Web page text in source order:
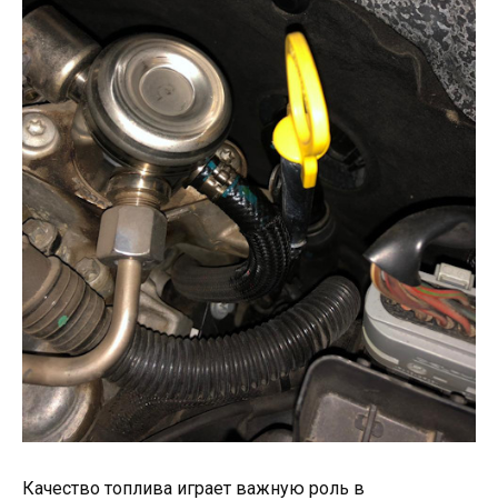
Качество топлива играет важную роль в